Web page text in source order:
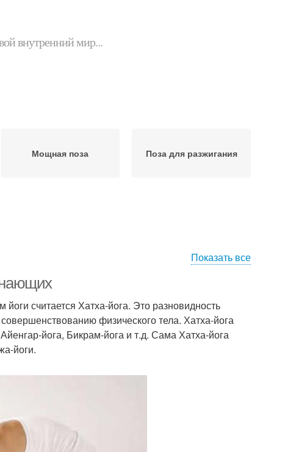
внутренний мир...
Мощная поза Поза для разжигания
Показать все
считается Хатха-йога. Это разновидность
физического тела. Хатха-йога
йога, Бикрам-йога и т.д. Сама Хатха-йога
йоги.